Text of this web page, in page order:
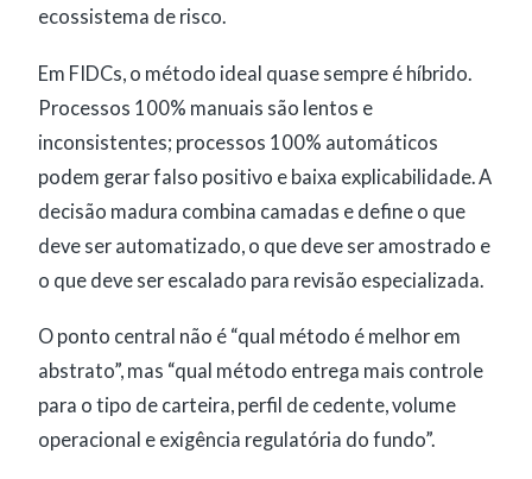
ecossistema de risco.
Em FIDCs, o método ideal quase sempre é híbrido.
Processos 100% manuais são lentos e
inconsistentes; processos 100% automáticos
podem gerar falso positivo e baixa explicabilidade. A
decisão madura combina camadas e define o que
deve ser automatizado, o que deve ser amostrado e
o que deve ser escalado para revisão especializada.
O ponto central não é “qual método é melhor em
abstrato”, mas “qual método entrega mais controle
para o tipo de carteira, perfil de cedente, volume
operacional e exigência regulatória do fundo”.